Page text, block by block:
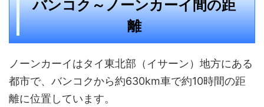
バンコク～ノーンカーイ間の距
離
ノーンカーイはタイ東北部（イサーン）地方にある
都市で、バンコクから約630km車で約10時間の距
離に位置しています。